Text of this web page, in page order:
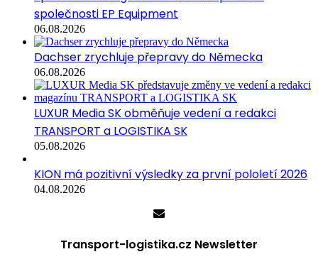
společnosti EP Equipment
06.08.2026
Dachser zrychluje přepravy do Německa
06.08.2026
LUXUR Media SK obměňuje vedení a redakci
TRANSPORT a LOGISTIKA SK
05.08.2026
KION má pozitivní výsledky za první pololetí 2026
04.08.2026
Transport-logistika.cz Newsletter